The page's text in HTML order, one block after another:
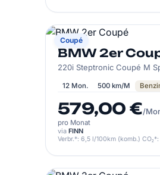
Coupé
BMW
BMW 2er
220i Steptronic Coupé M
12 Mon. 500 km/M
579,00 €/
pro Monat
via FINN
Verbr.*: 6,5 l/100km (komb.)